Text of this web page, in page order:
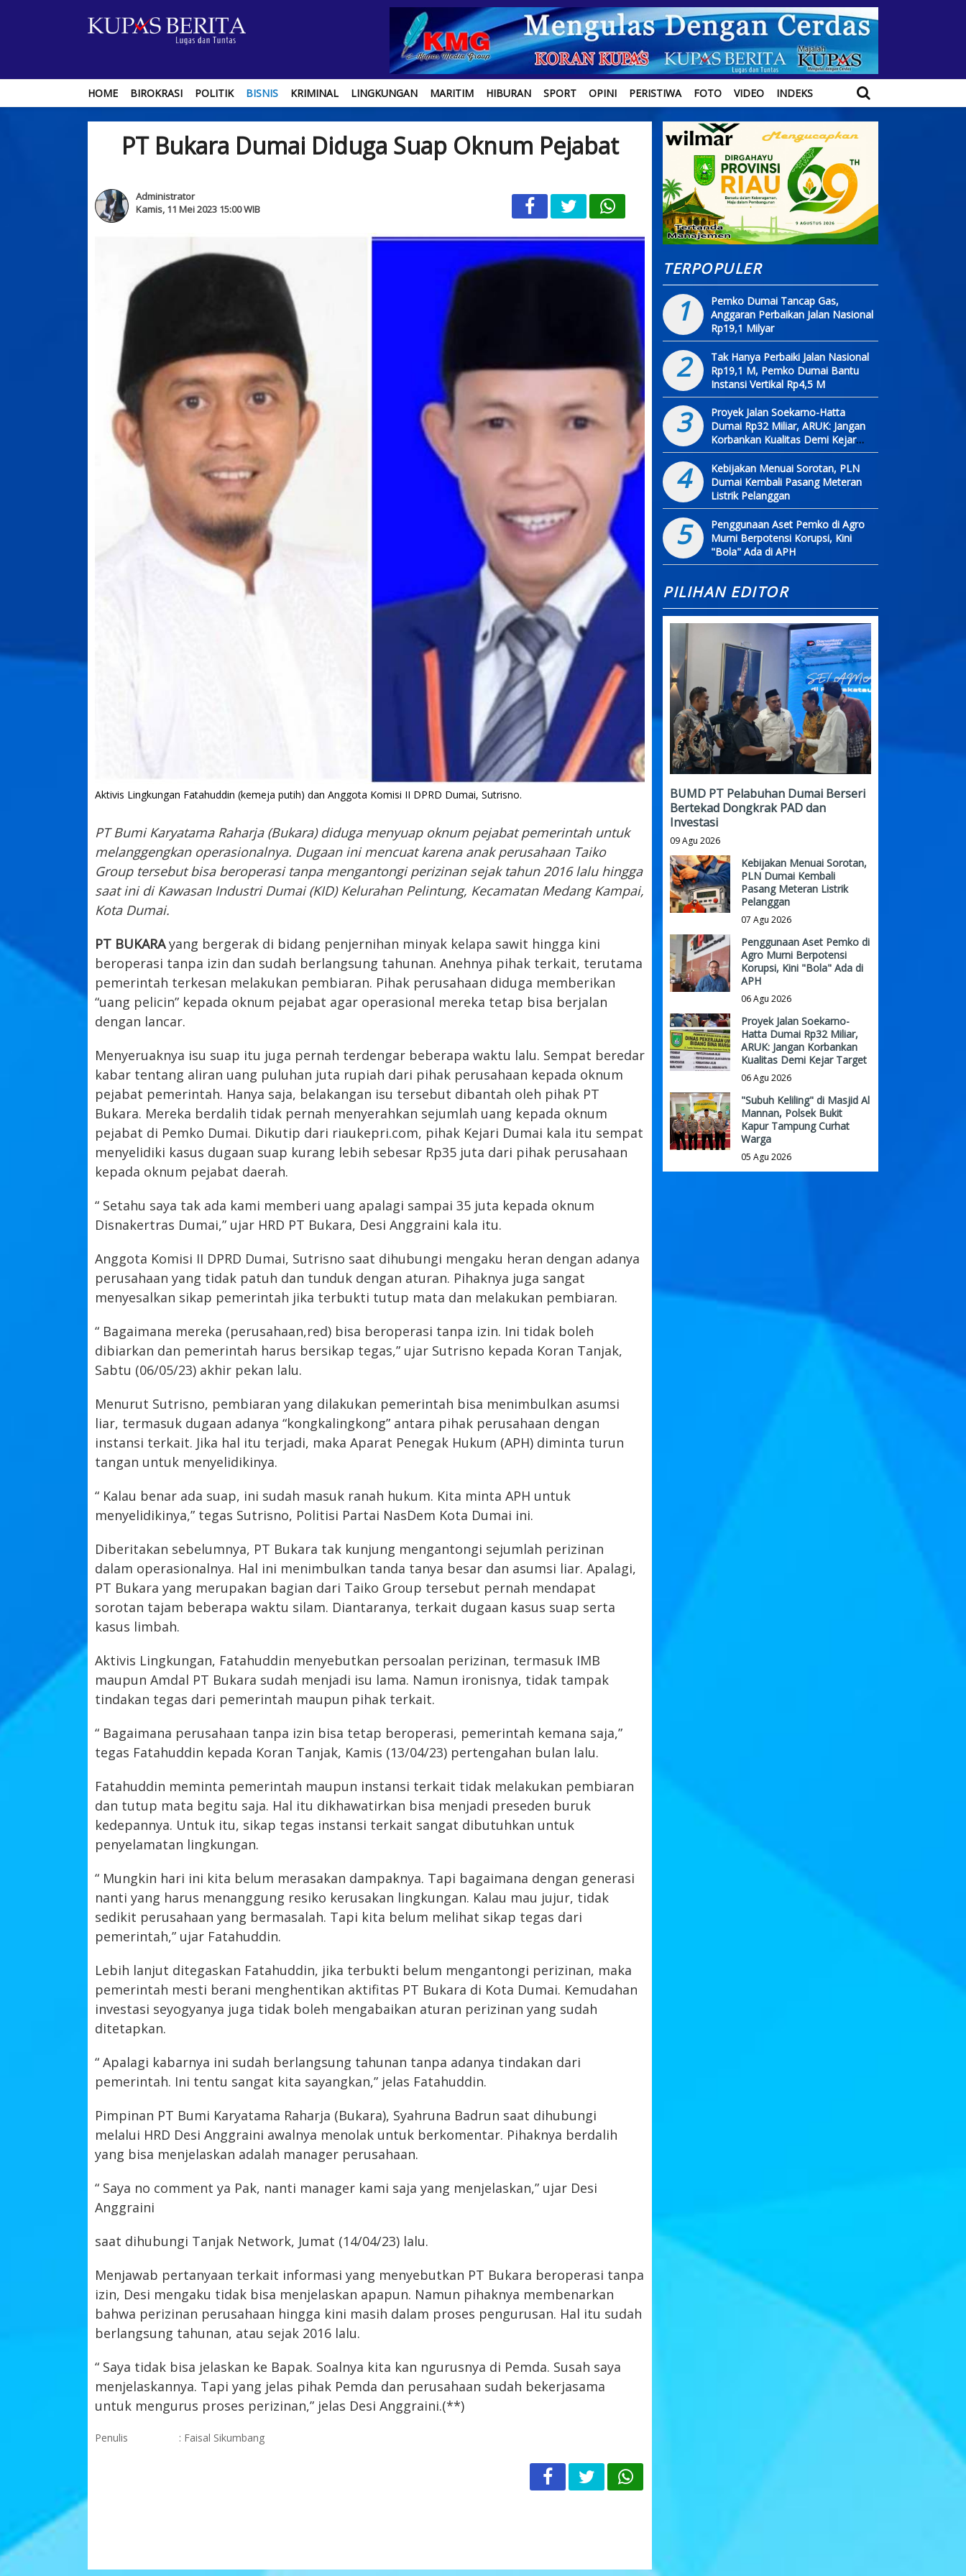
HOME BIROKRASI POLITIK BISNIS KRIMINAL LINGKUNGAN MARITIM HIBURAN SPORT OPINI PERISTIWA FOTO VIDEO INDEKS
PT Bukara Dumai Diduga Suap Oknum Pejabat
Administrator
Kamis, 11 Mei 2023 15:00 WIB
Aktivis Lingkungan Fatahuddin (kemeja putih) dan Anggota Komisi II DPRD Dumai, Sutrisno.
PT Bumi Karyatama Raharja (Bukara) diduga menyuap oknum pejabat pemerintah untuk
melanggengkan operasionalnya. Dugaan ini mencuat karena anak perusahaan Taiko
Group tersebut bisa beroperasi tanpa mengantongi perizinan sejak tahun 2016 lalu hingga
saat ini di Kawasan Industri Dumai (KID) Kelurahan Pelintung, Kecamatan Medang Kampai,
Kota Dumai.
PT BUKARAyang bergerak di bidang penjernihan minyak kelapa sawit hingga kini
beroperasi tanpa izin dan sudah berlangsung tahunan. Anehnya pihak terkait, terutama
pemerintah terkesan melakukan pembiaran. Pihak perusahaan diduga memberikan
“uang pelicin” kepada oknum pejabat agar operasional mereka tetap bisa berjalan
dengan lancar.
Menyeruaknya isu suap itu juga pernah terdengar beberapa waktu lalu. Sempat beredar
kabar tentang aliran uang puluhan juta rupiah dari pihak perusahaan kepada oknum
pejabat pemerintah. Hanya saja, belakangan isu tersebut dibantah oleh pihak PT
Bukara. Mereka berdalih tidak pernah menyerahkan sejumlah uang kepada oknum
pejabat di Pemko Dumai. Dikutip dari riaukepri.com, pihak Kejari Dumai kala itu sempat
menyelidiki kasus dugaan suap kurang lebih sebesar Rp35 juta dari pihak perusahaan
kepada oknum pejabat daerah.
“ Setahu saya tak ada kami memberi uang apalagi sampai 35 juta kepada oknum
Disnakertras Dumai,” ujar HRD PT Bukara, Desi Anggraini kala itu.
Anggota Komisi II DPRD Dumai, Sutrisno saat dihubungi mengaku heran dengan adanya
perusahaan yang tidak patuh dan tunduk dengan aturan. Pihaknya juga sangat
menyesalkan sikap pemerintah jika terbukti tutup mata dan melakukan pembiaran.
“ Bagaimana mereka (perusahaan,red) bisa beroperasi tanpa izin. Ini tidak boleh
dibiarkan dan pemerintah harus bersikap tegas,” ujar Sutrisno kepada Koran Tanjak,
Sabtu (06/05/23) akhir pekan lalu.
Menurut Sutrisno, pembiaran yang dilakukan pemerintah bisa menimbulkan asumsi
liar, termasuk dugaan adanya “kongkalingkong” antara pihak perusahaan dengan
instansi terkait. Jika hal itu terjadi, maka Aparat Penegak Hukum (APH) diminta turun
tangan untuk menyelidikinya.
“ Kalau benar ada suap, ini sudah masuk ranah hukum. Kita minta APH untuk
menyelidikinya,” tegas Sutrisno, Politisi Partai NasDem Kota Dumai ini.
Diberitakan sebelumnya, PT Bukara tak kunjung mengantongi sejumlah perizinan
dalam operasionalnya. Hal ini menimbulkan tanda tanya besar dan asumsi liar. Apalagi,
PT Bukara yang merupakan bagian dari Taiko Group tersebut pernah mendapat
sorotan tajam beberapa waktu silam. Diantaranya, terkait dugaan kasus suap serta
kasus limbah.
Aktivis Lingkungan, Fatahuddin menyebutkan persoalan perizinan, termasuk IMB
maupun Amdal PT Bukara sudah menjadi isu lama. Namun ironisnya, tidak tampak
tindakan tegas dari pemerintah maupun pihak terkait.
“ Bagaimana perusahaan tanpa izin bisa tetap beroperasi, pemerintah kemana saja,”
tegas Fatahuddin kepada Koran Tanjak, Kamis (13/04/23) pertengahan bulan lalu.
Fatahuddin meminta pemerintah maupun instansi terkait tidak melakukan pembiaran
dan tutup mata begitu saja. Hal itu dikhawatirkan bisa menjadi preseden buruk
kedepannya. Untuk itu, sikap tegas instansi terkait sangat dibutuhkan untuk
penyelamatan lingkungan.
“ Mungkin hari ini kita belum merasakan dampaknya. Tapi bagaimana dengan generasi
nanti yang harus menanggung resiko kerusakan lingkungan. Kalau mau jujur, tidak
sedikit perusahaan yang bermasalah. Tapi kita belum melihat sikap tegas dari
pemerintah,” ujar Fatahuddin.
Lebih lanjut ditegaskan Fatahuddin, jika terbukti belum mengantongi perizinan, maka
pemerintah mesti berani menghentikan aktifitas PT Bukara di Kota Dumai. Kemudahan
investasi seyogyanya juga tidak boleh mengabaikan aturan perizinan yang sudah
ditetapkan.
“ Apalagi kabarnya ini sudah berlangsung tahunan tanpa adanya tindakan dari
pemerintah. Ini tentu sangat kita sayangkan,” jelas Fatahuddin.
Pimpinan PT Bumi Karyatama Raharja (Bukara), Syahruna Badrun saat dihubungi
melalui HRD Desi Anggraini awalnya menolak untuk berkomentar. Pihaknya berdalih
yang bisa menjelaskan adalah manager perusahaan.
“ Saya no comment ya Pak, nanti manager kami saja yang menjelaskan,” ujar Desi
Anggraini
saat dihubungi Tanjak Network, Jumat (14/04/23) lalu.
Menjawab pertanyaan terkait informasi yang menyebutkan PT Bukara beroperasi tanpa
izin, Desi mengaku tidak bisa menjelaskan apapun. Namun pihaknya membenarkan
bahwa perizinan perusahaan hingga kini masih dalam proses pengurusan. Hal itu sudah
berlangsung tahunan, atau sejak 2016 lalu.
“ Saya tidak bisa jelaskan ke Bapak. Soalnya kita kan ngurusnya di Pemda. Susah saya
menjelaskannya. Tapi yang jelas pihak Pemda dan perusahaan sudah bekerjasama
untuk mengurus proses perizinan,” jelas Desi Anggraini.(**)
Penulis : Faisal Sikumbang
TERPOPULER
1
Pemko Dumai Tancap Gas,
Anggaran Perbaikan Jalan Nasional
Rp19,1 Milyar
2
Tak Hanya Perbaiki Jalan Nasional
Rp19,1 M, Pemko Dumai Bantu
Instansi Vertikal Rp4,5 M
3
Proyek Jalan Soekarno-Hatta
Dumai Rp32 Miliar, ARUK: Jangan
Korbankan Kualitas Demi Kejar
Target
4
Kebijakan Menuai Sorotan, PLN
Dumai Kembali Pasang Meteran
Listrik Pelanggan
5
Penggunaan Aset Pemko di Agro
Murni Berpotensi Korupsi, Kini
"Bola" Ada di APH
PILIHAN EDITOR
BUMD PT Pelabuhan Dumai Berseri
Bertekad Dongkrak PAD dan
Investasi
09 Agu 2026
Kebijakan Menuai Sorotan,
PLN Dumai Kembali
Pasang Meteran Listrik
Pelanggan
07 Agu 2026
Penggunaan Aset Pemko di
Agro Murni Berpotensi
Korupsi, Kini "Bola" Ada di
APH
06 Agu 2026
Proyek Jalan Soekarno-
Hatta Dumai Rp32 Miliar,
ARUK: Jangan Korbankan
Kualitas Demi Kejar Target
06 Agu 2026
"Subuh Keliling" di Masjid Al
Mannan, Polsek Bukit
Kapur Tampung Curhat
Warga
05 Agu 2026